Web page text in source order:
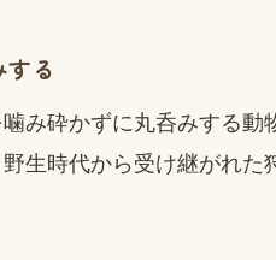
る
み砕かずに丸呑みする動
生時代から受け継がれた